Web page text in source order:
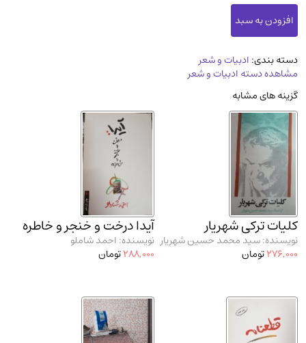
آموزشی و کنکوری
مدرسان شریف و انتشارت ارشد کتاب‌های..
دانشگاه پیامـ نور(10) دسته بندی: ادبیات و شعر
مشاهده دسته ادبیات و شعر
گزینه های مشابه
کلیات ترکی شهریار
نویسنده: سید محمد حسین شهریار
276,000تومان
آیدا درخت و خنجر و خاطره
نویسنده: احمد شاملو
288,000تومان